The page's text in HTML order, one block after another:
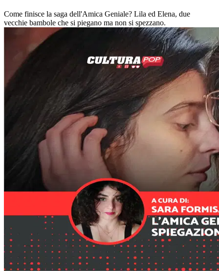
Come finisce la saga dell'Amica Geniale? Lila ed Elena, due
vecchie bambole che si piegano ma non si spezzano.